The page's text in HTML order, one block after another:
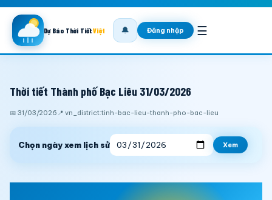
Dự Báo Thời TiếtViệt 🔔 Đăng nhập ☰
Thời tiết Thành phố Bạc Liêu 31/03/2026
📅 31/03/2026 📍 vn_district:tinh-bac-lieu-thanh-pho-bac-lieu
Chọn ngày xem lịch sử Xem